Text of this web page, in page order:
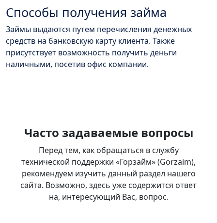
Способы получения займа
Займы выдаются путем перечисления денежных
средств на банковскую карту клиента. Также
присутствует возможность получить деньги
наличными, посетив офис компании.
Часто задаваемые вопросы
Перед тем, как обращаться в службу
технической поддержки «Горзайм» (Gorzaim),
рекомендуем изучить данный раздел нашего
сайта. Возможно, здесь уже содержится ответ
на, интересующий Вас, вопрос.